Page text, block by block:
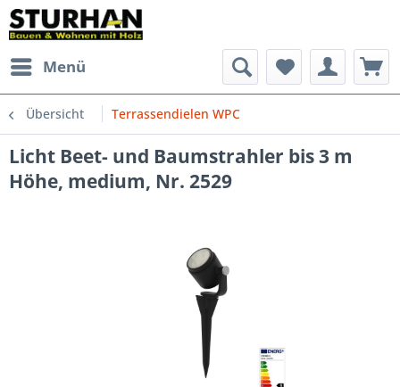
Menü
Übersicht Terrassendielen WPC
Licht Beet- und Baumstrahler bis 3 m
Höhe, medium, Nr. 2529